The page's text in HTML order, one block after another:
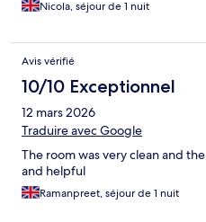
Nicola, séjour de 1 nuit
Avis vérifié
10/10 Exceptionnel
12 mars 2026
Traduire avec Google
The room was very clean and
and helpful
Ramanpreet, séjour de 1 nuit